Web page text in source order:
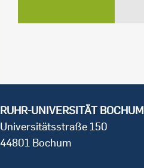
RUHR-UNIVERSITÄT BOCHUM
Universitätsstraße 150
44801 Bochum